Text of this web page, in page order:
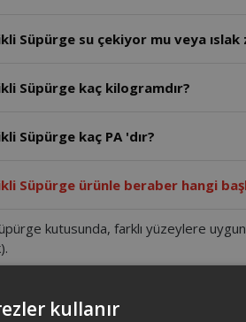
Süpürge su çekiyor mu veya
Süpürge kaç kilogramdır?
Süpürge kaç PA 'dır?
Süpürge ürünle beraber hangi
kutusunda, farklı yüzeylere
Süpürge toz sensörü var mı?
kullanır